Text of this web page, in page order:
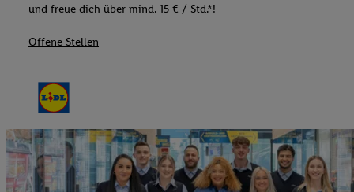
und freue dich über mind. 15 € / Std.*!
Offene Stellen